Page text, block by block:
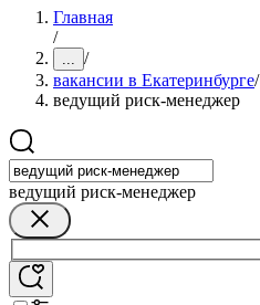
Главная
/
... /
вакансии в Екатеринбурге/
ведущий риск-менеджер
ведущий риск-менеджер